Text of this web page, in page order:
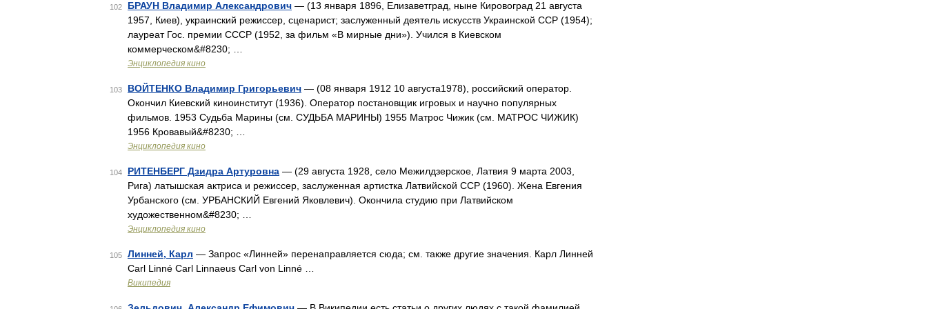
102 БРАУН Владимир Александрович — (13 января 1896, Елизаветград, ныне Кировоград 21 августа
1957, Киев), украинский режиссер, сценарист; заслуженный деятель искусств Украинской ССР (1954);
лауреат Гос. премии СССР (1952, за фильм «В мирные дни»). Учился в Киевском
коммерческом&#8230; …
Энциклопедия кино
103 ВОЙТЕНКО Владимир Григорьевич — (08 января 1912 10 августа1978), российский оператор.
Окончил Киевский киноинститут (1936). Оператор постановщик игровых и научно популярных
фильмов. 1953 Судьба Марины (см. СУДЬБА МАРИНЫ) 1955 Матрос Чижик (см. МАТРОС ЧИЖИК)
1956 Кровавый&#8230; …
Энциклопедия кино
104 РИТЕНБЕРГ Дзидра Артуровна — (29 августа 1928, село Межилдзерское, Латвия 9 марта 2003,
Рига) латышская актриса и режиссер, заслуженная артистка Латвийской ССР (1960). Жена Евгения
Урбанского (см. УРБАНСКИЙ Евгений Яковлевич). Окончила студию при Латвийском
художественном&#8230; …
Энциклопедия кино
105 Линней, Карл — Запрос «Линней» перенаправляется сюда; см. также другие значения. Карл Линней
Carl Linné Carl Linnaeus Carl von Linné …
Википедия